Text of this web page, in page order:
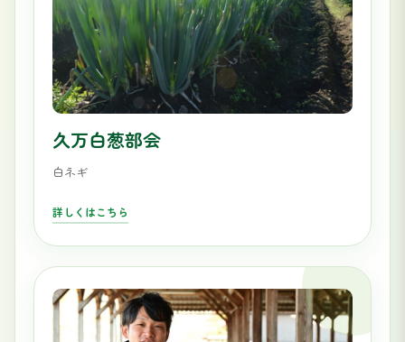
久万白葱部会
白ネギ
詳しくはこちら